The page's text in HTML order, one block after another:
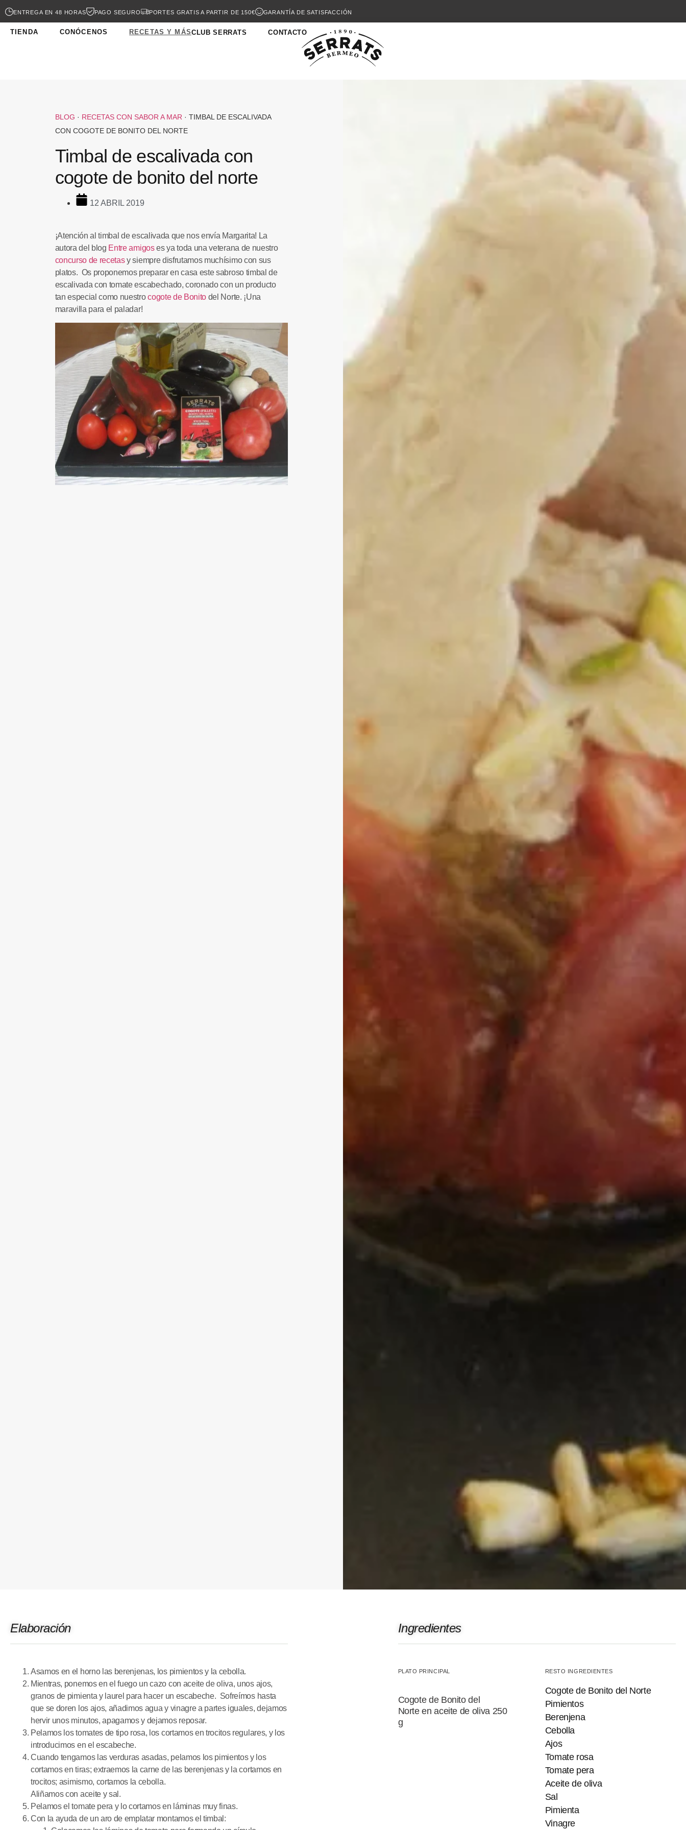
ENTREGA EN 48 HORAS PAGO SEGURO PORTES GRATIS A PARTIR DE 150€ GARANTÍA DE SATISFACCIÓN
TIENDA CONÓCENOS RECETAS Y MÁSCLUB SERRATS CONTACTO
BLOG · RECETAS CON SABOR A MAR· TIMBAL DE ESCALIVADA
CON COGOTE DE BONITO DEL NORTE
Timbal de escalivada con
cogote de bonito del norte
12 ABRIL 2019
¡Atención altimbal de escalivada que nos envía Margarita! La
autora del blog Entre amigoses ya toda una veterana de nuestro
concurso de recetasy siempre disfrutamos muchísimo con sus
platos. Os proponemos preparar en casa este sabroso timbal de
escalivada con tomate escabechado, coronado con un producto
tan especial como nuestrocogote de Bonito del Norte. ¡Una
maravilla para el paladar!
Elaboración
Asamos en el horno las berenjenas, los pimientos y la cebolla.
Mientras, ponemos en el fuego un cazo con aceite de oliva, unos ajos,
granos de pimienta y laurel para hacer un escabeche. Sofreímos hasta
que se doren los ajos, añadimos agua y vinagre a partes iguales, dejamos
hervir unos minutos, apagamos y dejamos reposar.
Pelamos los tomates de tipo rosa, los cortamos en trocitos regulares, y los
introducimos en el escabeche.
Cuando tengamos las verduras asadas, pelamos los pimientos y los
cortamos en tiras; extraemos la carne de las berenjenas y la cortamos en
trocitos; asimismo, cortamos la cebolla.
Aliñamoscon aceite y sal.
Pelamos el tomate pera y lo cortamos en láminas muy finas.
Con la ayuda de un aro de emplatar montamos el timbal:
Ingredientes
PLATO PRINCIPAL
Cogote de Bonito del
Norte en aceite de oliva 250
g
RESTO INGREDIENTES
Cogote de Bonito del Norte
Pimientos
Berenjena
Cebolla
Ajos
Tomate rosa
Tomate pera
Aceite de oliva
Sal
Pimienta
Vinagre